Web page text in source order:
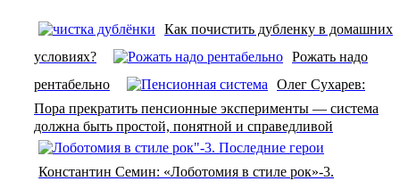
Как почистить дубленку в домашних
условиях?
Рожать надо
рентабельно
Олег Сухарев:
Пора прекратить пенсионные эксперименты — система
должна быть простой, понятной и справедливой
Константин Семин: «Лоботомия в стиле рок»-3.